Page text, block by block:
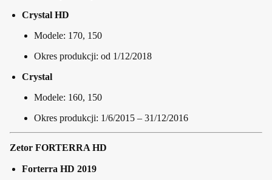
Crystal HD
Modele: 170, 150
Okres produkcji: od 1/12/2018
Crystal
Modele: 160, 150
Okres produkcji: 1/6/2015 – 31/12/2016
Zetor FORTERRA HD
Forterra HD 2019